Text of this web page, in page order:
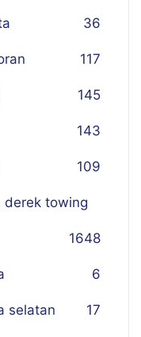
36
117
145
143
109
derek towing
48
16
6
selatan 17